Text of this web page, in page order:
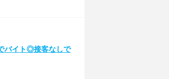
バイト◎接客なしで